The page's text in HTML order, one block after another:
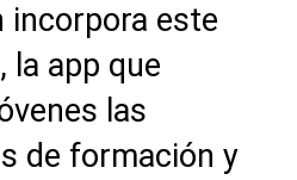
incorpora este
, la app que
las
de formación y